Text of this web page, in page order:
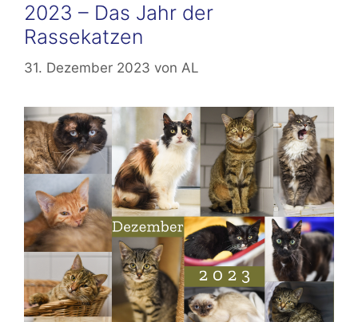
2023 – Das Jahr der
Rassekatzen
31. Dezember 2023 von AL